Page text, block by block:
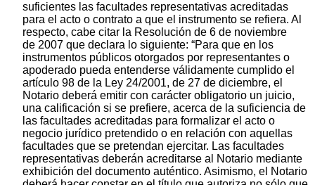
suficientes las facultades representativas acreditadas
para el acto o contrato a que el instrumento se refiera. Al
respecto, cabe citar la Resolución de 6 de noviembre
de 2007 que declara lo siguiente: “Para que en los
instrumentos públicos otorgados por representantes o
apoderado pueda entenderse válidamente cumplido el
artículo 98 de la Ley 24/2001, de 27 de diciembre, el
Notario deberá emitir con carácter obligatorio un juicio,
una calificación si se prefiere, acerca de la suficiencia de
las facultades acreditadas para formalizar el acto o
negocio jurídico pretendido o en relación con aquellas
facultades que se pretendan ejercitar. Las facultades
representativas deberán acreditarse al Notario mediante
exhibición del documento auténtico. Asimismo, el Notario